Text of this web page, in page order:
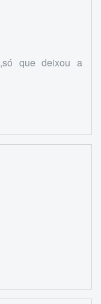
que deixou a